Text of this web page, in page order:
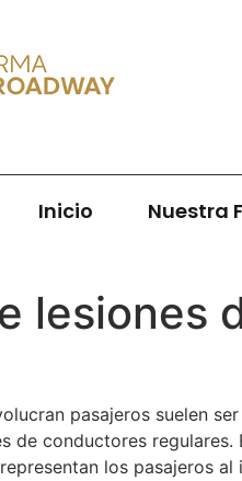
Inicio Nuestra
lesiones
pasajeros suelen
de conductores regulares.
los pasajeros al